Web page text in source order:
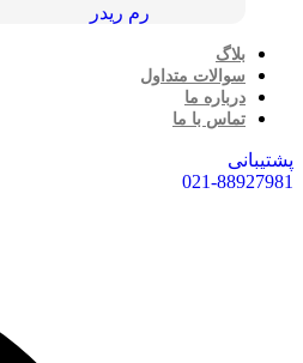
رم ریدر
بلاگ
سوالات متداول
درباره ما
تماس با ما
پشتیبانی
021-88927981